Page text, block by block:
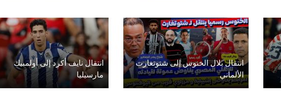
انتقال بلال الخنوس إلى شتوتغارت
الألماني
انتقال نايف أكرد إلى أولمبيك
مارسيليا